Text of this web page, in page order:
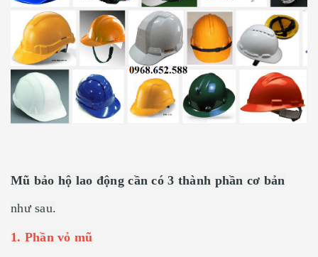
Mũ bảo hộ lao động cần có 3 thành phần cơ bản
như sau.
1. Phần vỏ mũ